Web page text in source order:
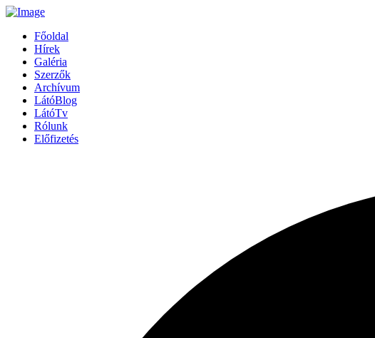
Főoldal
Hírek
Galéria
Szerzők
Archívum
LátóBlog
LátóTv
Rólunk
Előfizetés